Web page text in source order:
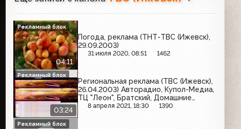
04:11
Погода, реклама (ТНТ-ТВС (Ижевск),
29.09.2003)
31 июля 2020, 08:51 1462
Рекламный блок
03:24
Региональная реклама (ТВС (Ижевск),
26.04.2003) Авторадио, Купол-Медиа,
ТЦ "Леон", Братский, Домашние
друзья, Жидкие обои, Седьмое небо,
8 апреля 2021, 18:30 1390
Рекламный блок
Рекламный блок